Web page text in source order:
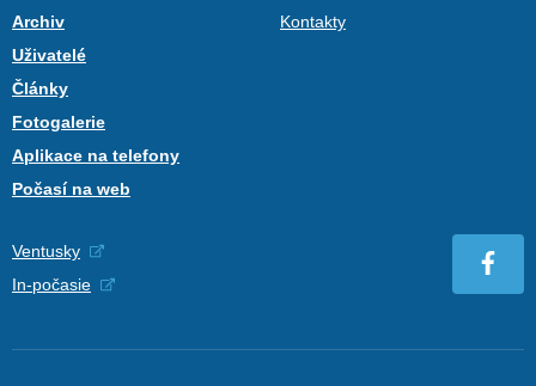
Archiv
Uživatelé
Články
Fotogalerie
Aplikace na telefony
Počasí na web
Kontakty
Ventusky
In-počasie